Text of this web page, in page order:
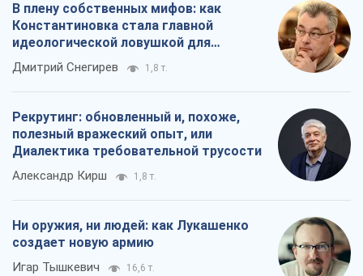
В плену собственных мифов: как
Константиновка стала главной
идеологической ловушкой для
российских оккупантов
Дмитрий Снегирев 1,8 т.
Рекрутинг: обновленный и, похоже,
полезный вражеский опыт, или
Диалектика требовательной трусости
Александр Кирш 1,8 т.
Ни оружия, ни людей: как Лукашенко
создает новую армию
Игар Тышкевич 16,6 т.